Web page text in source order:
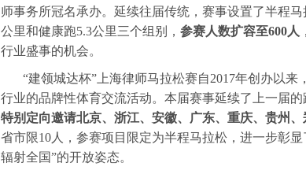
师事务所冠名承办。延续往届传统，赛事设置了半程马
公里和健康跑5.3公里三个组别， 参赛人数扩容至600人
行业盛事的机会。
“建领城达杯”上海律师马拉松赛自2017年创办以
行业的品牌性体育交流活动。本届赛事延续了上一届
特别定向邀请北京、浙江、安徽、广东、重庆、贵州、
省市限10人，参赛项目限定为半程马拉松，进一步彰显
辐射全国”的开放姿态。